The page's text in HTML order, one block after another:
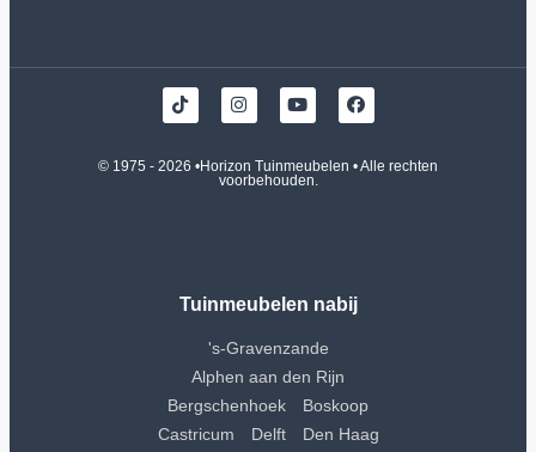
© 1975 - 2026 •Horizon Tuinmeubelen • Alle rechten
voorbehouden.
Tuinmeubelen nabij
's-Gravenzande
Alphen aan den Rijn
Bergschenhoek
Boskoop
Castricum
Delft
Den Haag